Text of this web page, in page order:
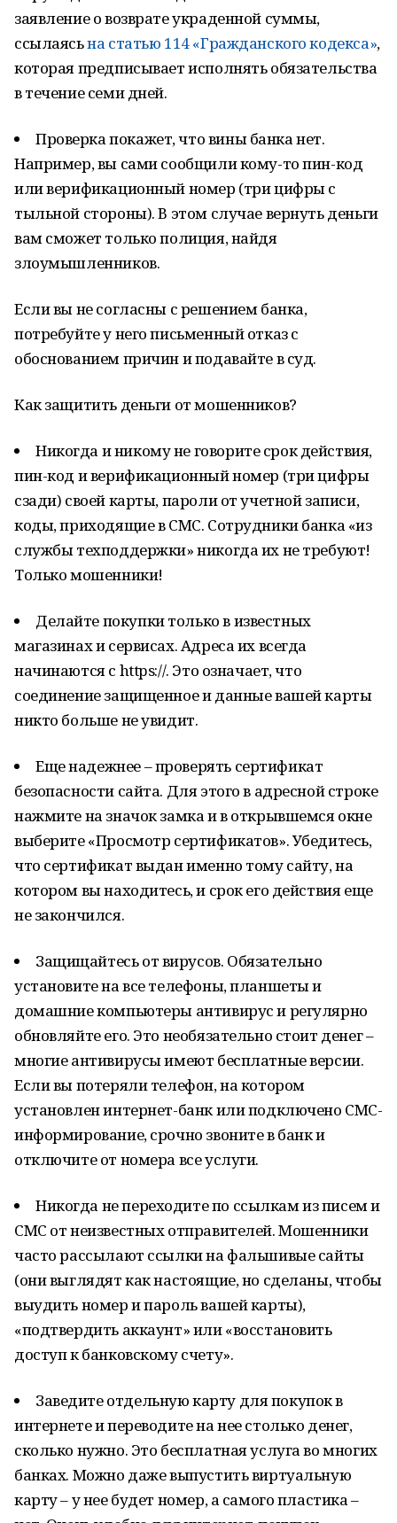
заявление о возврате украденной суммы,
ссылаясьна статью 114 «Гражданского кодекса»,
которая предписывает исполнять обязательства
в течение семи дней.
Проверка покажет, что вины банка нет.
Например, вы сами сообщили кому-то пин-код
или верификационный номер (три цифры с
тыльной стороны). В этом случае вернуть деньги
вам сможет только полиция, найдя
злоумышленников.
Если вы не согласны с решением банка,
потребуйте у него письменный отказ с
обоснованием причин и подавайте в суд.
Как защитить деньги от мошенников?
Никогда и никому не говорите срок действия,
пин-код и верификационный номер (три цифры
сзади) своей карты, пароли от учетной записи,
коды, приходящие в СМС. Сотрудники банка «из
службы техподдержки» никогда их не требуют!
Только мошенники!
Делайте покупки только в известных
магазинах и сервисах. Адреса их всегда
начинаются с https://. Это означает, что
соединение защищенное и данные вашей карты
никто больше не увидит.
Еще надежнее – проверять сертификат
безопасности сайта. Для этого в адресной строке
нажмите на значок замка и в открывшемся окне
выберите «Просмотр сертификатов». Убедитесь,
что сертификат выдан именно тому сайту, на
котором вы находитесь, и срок его действия еще
не закончился.
Защищайтесь от вирусов. Обязательно
установите на все телефоны, планшеты и
домашние компьютеры антивирус и регулярно
обновляйте его. Это необязательно стоит денег –
многие антивирусы имеют бесплатные версии.
Если вы потеряли телефон, на котором
установлен интернет-банк или подключено СМС-
информирование, срочно звоните в банк и
отключите от номера все услуги.
Никогда не переходите по ссылкам из писем и
СМС от неизвестных отправителей. Мошенники
часто рассылают ссылки на фальшивые сайты
(они выглядят как настоящие, но сделаны, чтобы
выудить номер и пароль вашей карты),
«подтвердить аккаунт» или «восстановить
доступ к банковскому счету».
Заведите отдельную карту для покупок в
интернете и переводите на нее столько денег,
сколько нужно. Это бесплатная услуга во многих
банках. Можно даже выпустить виртуальную
карту – у нее будет номер, а самого пластика –